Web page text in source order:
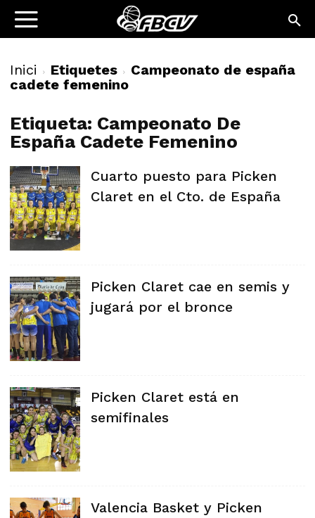
Inici Etiquetes
Campeonato de españa
cadete femenino
Etiqueta: Campeonato De
España Cadete Femenino
Cuarto puesto para Picken
Claret en el Cto. de España
Picken Claret cae en semis y
jugará por el bronce
Picken Claret está en
semifinales
Valencia Basket y Picken